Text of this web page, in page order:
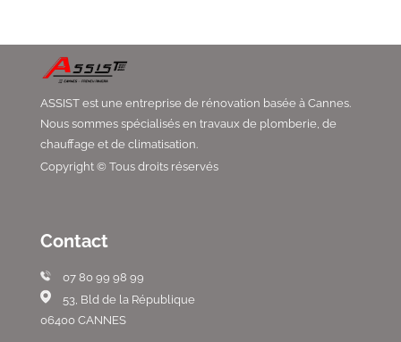
ASSIST est une entreprise de rénovation basée à Cannes.
Nous sommes spécialisés en travaux de plomberie, de
chauffage et de climatisation.
Copyright © Tous droits réservés
Contact
07 80 99 98 99
53, Bld de la République
06400 CANNES